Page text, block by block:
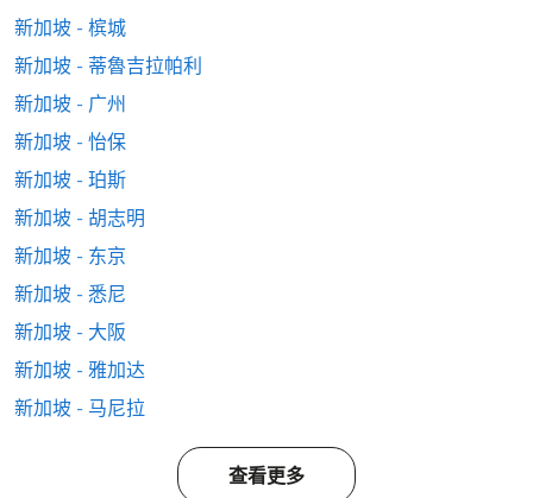
新加坡 - 槟城
新加坡 - 蒂魯吉拉帕利
新加坡 - 广州
新加坡 - 怡保
新加坡 - 珀斯
新加坡 - 胡志明
新加坡 - 东京
新加坡 - 悉尼
新加坡 - 大阪
新加坡 - 雅加达
新加坡 - 马尼拉
查看更多